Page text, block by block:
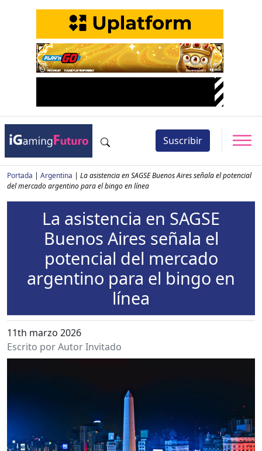
Suscribir
Portada | Argentina | La asistencia en SAGSE Buenos Aires señala el potencial
del mercado argentino para el bingo en línea
La asistencia en SAGSE
Buenos Aires señala el
potencial del mercado
argentino para el bingo en
línea
11th marzo 2026
Escrito por Autor Invitado